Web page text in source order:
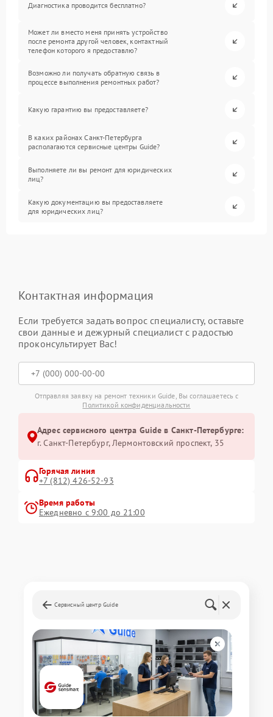
Диагностика проводится бесплатно?
Может ли вместо меня принять устройство
после ремонта другой человек, контактный
телефон которого я предоставлю?
Возможно ли получать обратную связь в
процессе выполнения ремонтных работ?
Какую гарантию вы предоставляете?
В каких районах Санкт-Петербурга
располагаются сервисные центры Guide?
Выполняете ли вы ремонт для юридических
лиц?
Какую документацию вы предоставляете
для юридических лиц?
Контактная информация
Если требуется задать вопрос специалисту, оставьте
свои данные и дежурный специалист с радостью
проконсультирует Вас!
Отправляя заявку на ремонт техники Guide, Вы соглашаетесь с
Политикой конфиденциальности
Адрес сервисного центра Guide в Санкт-Петербурге:
г. Санкт-Петербург, Лермонтовский проспект, 35
Горячая линия
+7 (812) 426-52-93
Время работы
Ежедневно с 9:00 до 21:00
Сервисный центр Guide